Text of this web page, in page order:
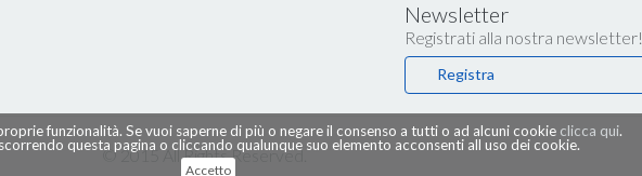
funzionalità. Se vuoi saperne di più o negare il consenso a tutti o ad alcuni cookie clicca qui.
questa pagina o cliccando qualunque suo elemento acconsenti all uso dei cookie.
Accetto
Newsletter
Registrati alla nostra newsletter!
Registra
© 2015 All Rights Reserved.